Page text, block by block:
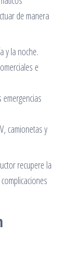
de manera
y la noche.
e
camionetas y
recupere la